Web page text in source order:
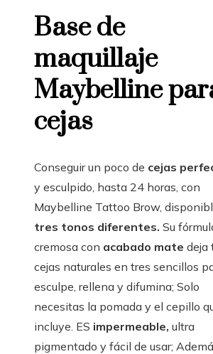
Base de
maquillaje
Maybelline
cejas
Conseguir un poco de cejas
y esculpido, hasta 24 horas, con
Maybelline Tattoo Brow,
tres tonos diferentes. Su
cremosa con acabado mate deja
cejas naturales en tres sencillos
esculpe, rellena y difumina; Solo
necesitas la pomada y el cepillo
incluye. ES impermeable, ultra
pigmentado y fácil de usar;